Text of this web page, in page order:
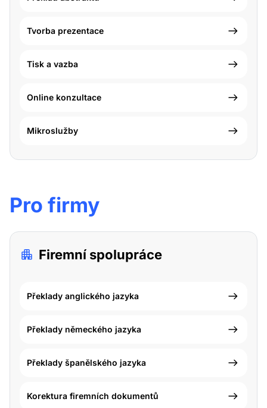
Tvorba prezentace
Tisk a vazba
Online konzultace
Mikroslužby
Pro firmy
Firemní spolupráce
Překlady anglického jazyka
Překlady německého jazyka
Překlady španělského jazyka
Korektura firemních dokumentů